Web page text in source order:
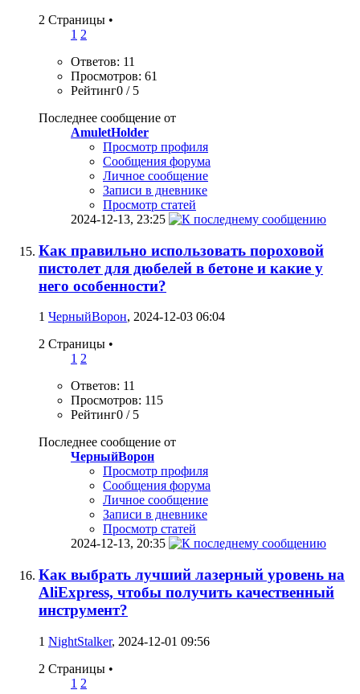
2 Страницы •
1 2
Ответов: 11
Просмотров: 61
Рейтинг0 / 5
Последнее сообщение от
AmuletHolder
Просмотр профиля
Сообщения форума
Личное сообщение
Записи в дневнике
Просмотр статей
2024-12-13, 23:25
Как правильно использовать пороховой
пистолет для дюбелей в бетоне и какие у
него особенности?
1 ЧерныйВорон, 2024-12-03 06:04
2 Страницы •
1 2
Ответов: 11
Просмотров: 115
Рейтинг0 / 5
Последнее сообщение от
ЧерныйВорон
Просмотр профиля
Сообщения форума
Личное сообщение
Записи в дневнике
Просмотр статей
2024-12-13, 20:35
Как выбрать лучший лазерный уровень на
AliExpress, чтобы получить качественный
инструмент?
1 NightStalker, 2024-12-01 09:56
2 Страницы •
1 2